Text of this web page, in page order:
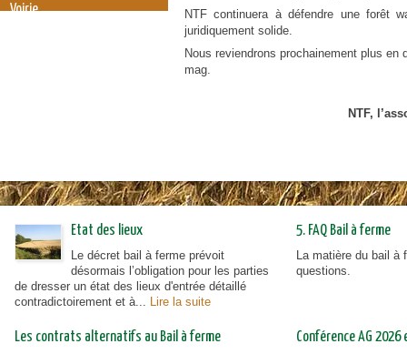
NTF continuera à défendre une forêt
juridiquement solide.
Nous reviendrons prochainement plus
mag.
NTF,
Voirie
Etat des lieux
Le décret bail à ferme prévoit
désormais l’obligation pour les parties
de dresser un état des lieux d'entrée détaillé
contradictoirement et à... Lire la suite
5. FAQ Bail à ferme
La matière du bail à
questions.
Les contrats alternatifs au Bail à ferme Conférence AG